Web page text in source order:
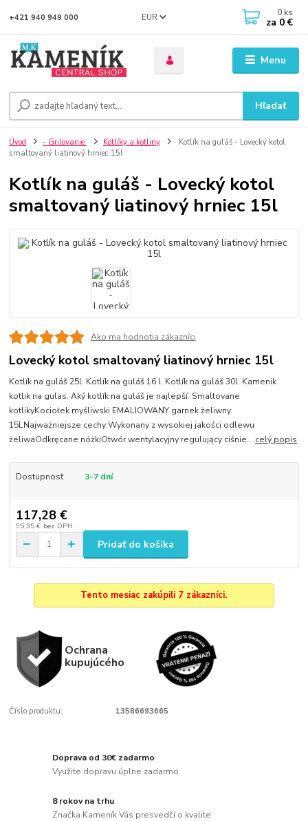
Menu
EUR
Hľadať
+421 940 949 000 0 ks
za 0 €
Úvod - Grilovanie Kotlíky a kotliny
Kotlík na guláš - Lovecký kotol
smaltovaný liatinový hrniec 15l
Kotlík na guláš - Lovecký kotol
smaltovaný liatinový hrniec 15l
Ako ma hodnotia zákazníci
Lovecký kotol smaltovaný liatinový hrniec 15l
Kotlík na guláš 25l. Kotlík na guláš 16 l. Kotlík na guláš 30l. Kamenik
kotlik na gulas. Aký kotlík na guláš je najlepší. Smaltovane
kotlikyKociołek myśliwski EMALIOWANY garnek żeliwny
15LNajważniejsze cechy:Wykonany z wysokiej jakości odlewu
żeliwaOdkręcane nóżkiOtwór wentylacyjny regulujący ciśnie... celý popis
Dostupnosť 3-7 dní
117,28 €
95,35 € bez DPH
Pridať do košíka
Tento mesiac zakúpili 7 zákazníci.
Ochrana
kupujúcého
Číslo produktu: 13586693665
Doprava od 30€ zadarmo
Využite dopravu úplne zadarmo
8 rokov na trhu
Značka Kameník Vás presvedčí o kvalite